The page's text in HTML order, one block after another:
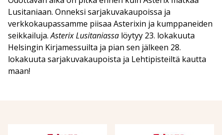
Lusitaniaan. Onneksi sarjakuvakaupoissa ja
verkkokaupassamme piisaa Asterixin ja kumppaneiden
seikkailuja.Asterix Lusitaniassa löytyy 23. lokakuuta
Helsingin Kirjamessuilta ja pian sen jälkeen 28.
lokakuuta sarjakuvakaupoista ja Lehtipisteiltä kautta
maan!